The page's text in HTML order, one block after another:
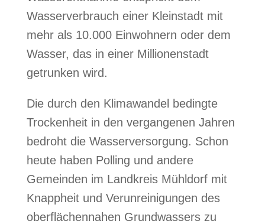
Wasserverbrauch einer Kleinstadt mit
mehr als 10.000 Einwohnern oder dem
Wasser, das in einer Millionenstadt
getrunken wird.
Die durch den Klimawandel bedingte
Trockenheit in den vergangenen Jahren
bedroht die Wasserversorgung. Schon
heute haben Polling und andere
Gemeinden im Landkreis Mühldorf mit
Knappheit und Verunreinigungen des
oberflächennahen Grundwassers zu